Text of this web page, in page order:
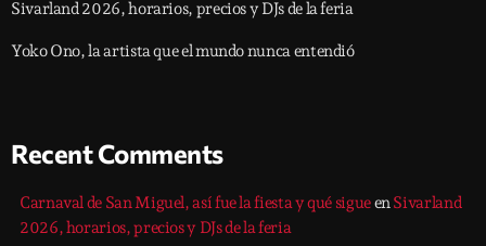
Sivarland 2026, horarios, precios y DJs de la feria
Yoko Ono, la artista que el mundo nunca entendió
Recent Comments
Carnaval de San Miguel, así fue la fiesta y qué sigueenSivarland
2026, horarios, precios y DJs de la feria